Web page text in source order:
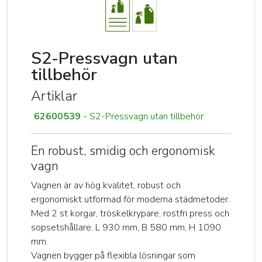
S2-Pressvagn utan
tillbehör
Artiklar
62600539 - S2-Pressvagn utan tillbehör
En robust, smidig och ergonomisk
vagn
Vagnen är av hög kvalitet, robust och
ergonomiskt utformad för moderna städmetoder.
Med 2 st korgar, tröskelkrypare, rostfri press och
sopsetshållare. L 930 mm, B 580 mm, H 1090
mm.
Vagnen bygger på flexibla lösningar som